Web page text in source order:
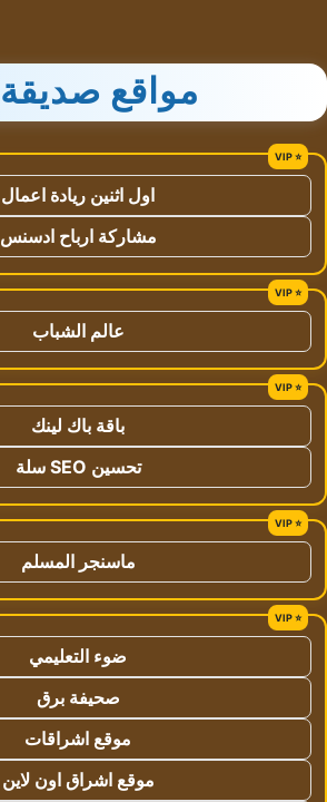
مواقع صديقة
اول اثنين ريادة اعمال
مشاركة ارباح ادسنس
عالم الشباب
باقة باك لينك
تحسين SEO سلة
ماسنجر المسلم
ضوء التعليمي
صحيفة برق
موقع اشراقات
موقع اشراق اون لاين